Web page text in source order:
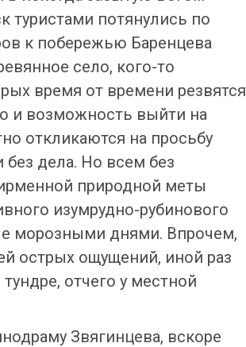
туристами потянулись по
к побережью Баренцева
село, кого-то
время от времени резвятся
и возможность выйти на
откликаются на просьбу
дела. Но всем без
природной меты
изумрудно-рубинового
морозными днями. Впрочем,
острых ощущений, иной раз
отчего у местной
Звягинцева, вскоре